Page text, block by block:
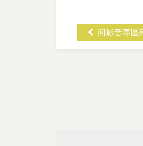
回影音專區